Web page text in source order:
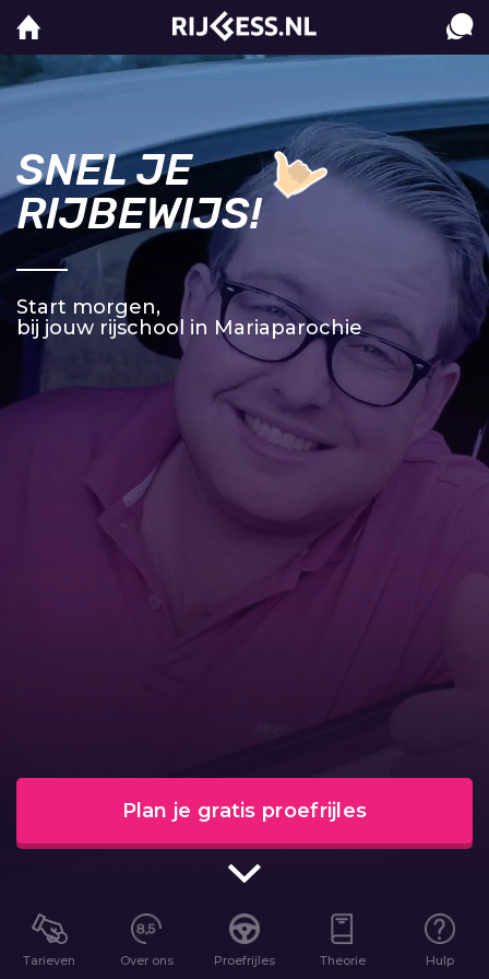
SNEL JE
RIJBEWIJS!
Start morgen,
bij jouw rijschool in Mariaparochie
Plan je gratis proefrijles
Tarieven Over ons Proefrijles Theorie Hulp